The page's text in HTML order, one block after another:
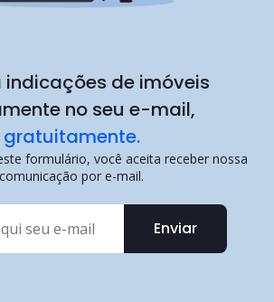
indicações de imóveis
no seu e-mail,
gratuitamente.
Enviar
formulário, você aceita receber nossa
comunicação por e-mail.